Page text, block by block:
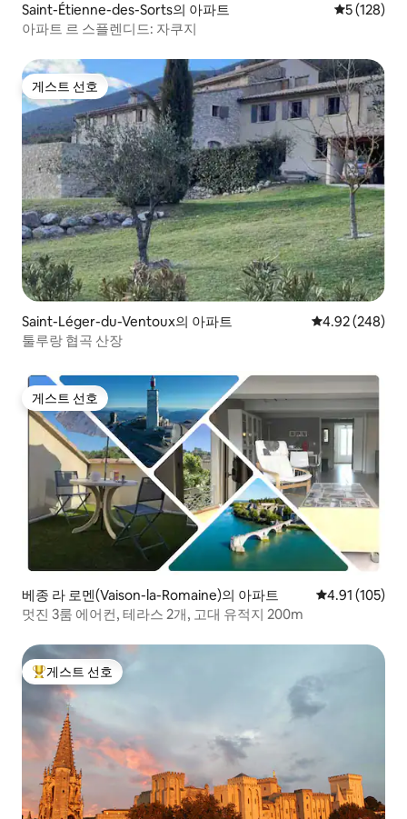
Saint-Étienne-des-Sorts의 아파트 평점 5점(5
5 (128)
아파트 르 스플렌디드: 자쿠지
게스트 선호
게스트 선호
Saint-Léger-du-Ventoux의 아파트 평점 4.92점(5
4.92 (248)
툴루랑 협곡 산장
게스트 선호
게스트 선호
베종 라 로멘(Vaison-la-Romaine)의 아파트 평점 4.91점(5
4.91 (105)
멋진 3룸 에어컨, 테라스 2개, 고대 유적지 200m
상위 게스트 선호
게스트 선호